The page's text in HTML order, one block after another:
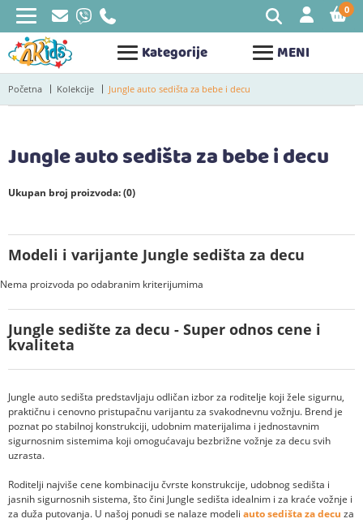
Kategorije MENI
0
Početna Kolekcije Jungle auto sedišta za bebe i decu
Jungle auto sedišta za bebe i decu
Ukupan broj proizvoda: (0)
Jungle sedište za decu - Super odnos cene i
kvaliteta
Jungle auto sedišta predstavljaju odličan izbor za roditelje koji žele sigurnu,
praktičnu i cenovno pristupačnu varijantu za svakodnevnu vožnju. Brend je
poznat po stabilnoj konstrukciji, udobnim materijalima i jednostavnim
sigurnosnim sistemima koji omogućavaju bezbrižne vožnje za decu svih
uzrasta.
Roditelji najviše cene kombinaciju čvrste konstrukcije, udobnog sedišta i
jasnih sigurnosnih sistema, što čini Jungle sedišta idealnim i za kraće vožnje i
za duža putovanja. U našoj ponudi se nalaze modeli auto sedišta za decu za
Modeli i varijante Jungle sedišta za decu
Nema proizvoda po odabranim kriterijumima